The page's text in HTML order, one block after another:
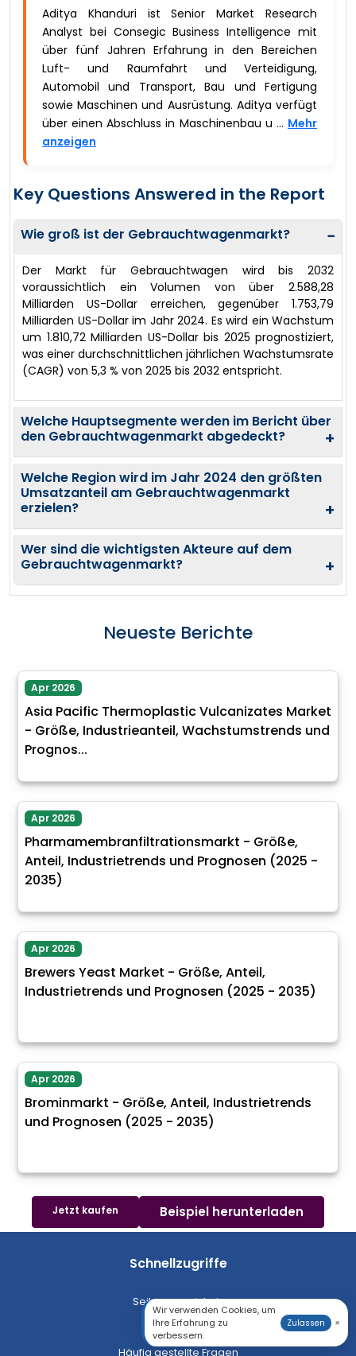
Aditya Khanduri ist Senior Market Research
Analyst bei Consegic Business Intelligence mit
über fünf Jahren Erfahrung in den Bereichen
Luft- und Raumfahrt und Verteidigung,
Automobil und Transport, Bau und Fertigung
sowie Maschinen und Ausrüstung. Aditya verfügt
über einen Abschluss in Maschinenbau u ... Mehr
anzeigen
Key Questions Answered in the Report
Wie groß ist der Gebrauchtwagenmarkt? −
Der Markt für Gebrauchtwagen wird bis 2032
voraussichtlich ein Volumen von über 2.588,28
Milliarden US-Dollar erreichen, gegenüber 1.753,79
Milliarden US-Dollar im Jahr 2024. Es wird ein Wachstum
um 1.810,72 Milliarden US-Dollar bis 2025 prognostiziert,
was einer durchschnittlichen jährlichen Wachstumsrate
(CAGR) von 5,3 % von 2025 bis 2032 entspricht.
Welche Hauptsegmente werden im Bericht über
den Gebrauchtwagenmarkt abgedeckt?
+
Welche Region wird im Jahr 2024 den größten
Umsatzanteil am Gebrauchtwagenmarkt
erzielen?
+
Wer sind die wichtigsten Akteure auf dem
Gebrauchtwagenmarkt?
+
Neueste Berichte
Apr 2026
Asia Pacific Thermoplastic Vulcanizates Market
- Größe, Industrieanteil, Wachstumstrends und
Prognos...
Apr 2026
Pharmamembranfiltrationsmarkt - Größe,
Anteil, Industrietrends und Prognosen (2025 -
2035)
Apr 2026
Brewers Yeast Market - Größe, Anteil,
Industrietrends und Prognosen (2025 - 2035)
Apr 2026
Brominmarkt - Größe, Anteil, Industrietrends
und Prognosen (2025 - 2035)
Jetzt kaufen Beispiel herunterladen
Schnellzugriffe
Seitenverzeichnis
XML Sitemap
Häufig gestellte Fragen
Wir verwenden Cookies, um
Ihre Erfahrung zu
verbessern.
Zulassen ×